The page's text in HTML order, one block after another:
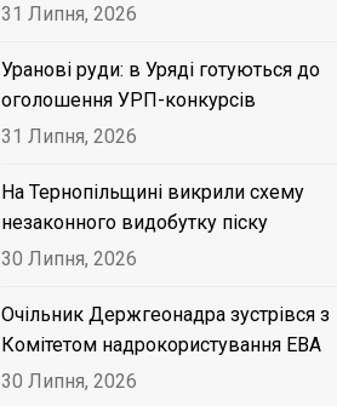
31 Липня, 2026
Уранові руди: в Уряді готуються до
оголошення УРП-конкурсів
31 Липня, 2026
На Тернопільщині викрили схему
незаконного видобутку піску
30 Липня, 2026
Очільник Держгеонадра зустрівся з
Комітетом надрокористування EBA
30 Липня, 2026